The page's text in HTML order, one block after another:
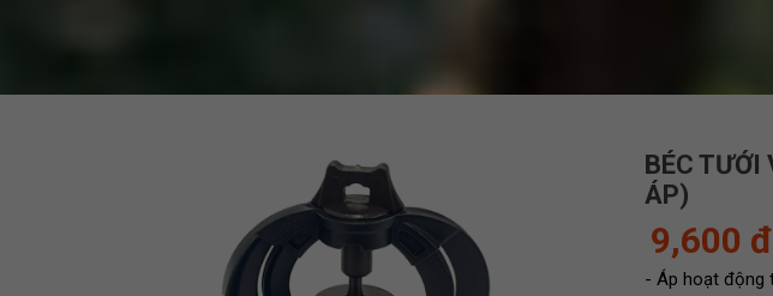
BÉC TƯỚI
ÁP)
9,600 đ
- Áp hoạt động